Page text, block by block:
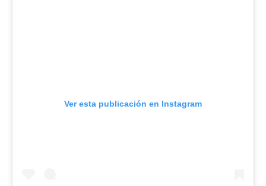
Ver esta publicación en Instagram